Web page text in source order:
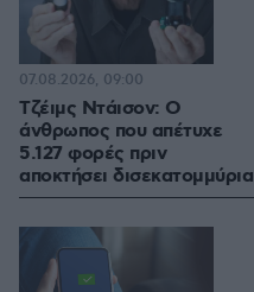
Τζέιμς Ντάισον: Ο
άνθρωπος που απέτυχε
5.127 φορές πριν
αποκτήσει δισεκατομμύρια
07.08.2026, 09:00